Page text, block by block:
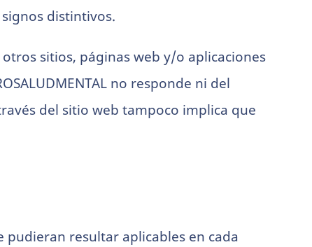
distintivos.
sitios, páginas web y/o aplicaciones
no responde ni del
del sitio web tampoco implica que
pudieran resultar aplicables en cada